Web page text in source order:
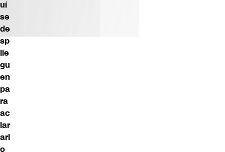
uí
se
de
sp
lie
gu
en
pa
ra
ac
lar
arl
o